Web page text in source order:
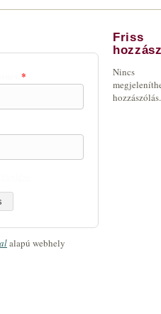
*
Friss
Nincs
hozzászólás.
alapú webhely